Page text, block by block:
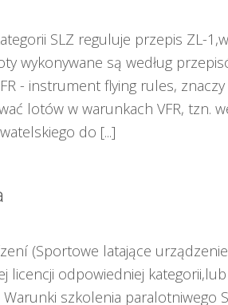
SLZ reguluje przepis ZL-
wykonywane są według
- instrument flying rules, znaczy
lotów w warunkach VFR, tzn.
do [...]
(Sportowe latające
licencji odpowiedniej
szkolenia paralotniwego